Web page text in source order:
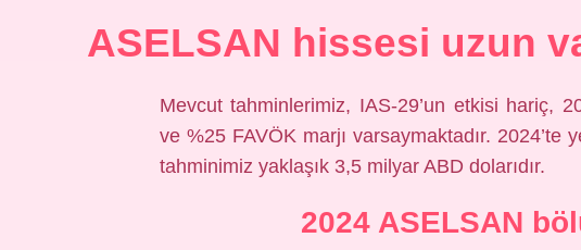
ASELSAN hissesi uzun
Mevcut tahminlerimiz, IAS-29’un etkisi hariç,
ve %25 FAVÖK marjı varsaymaktadır.
tahminimiz yaklaşık 3,5 milyar ABD dolarıdır.
2024 ASELSAN